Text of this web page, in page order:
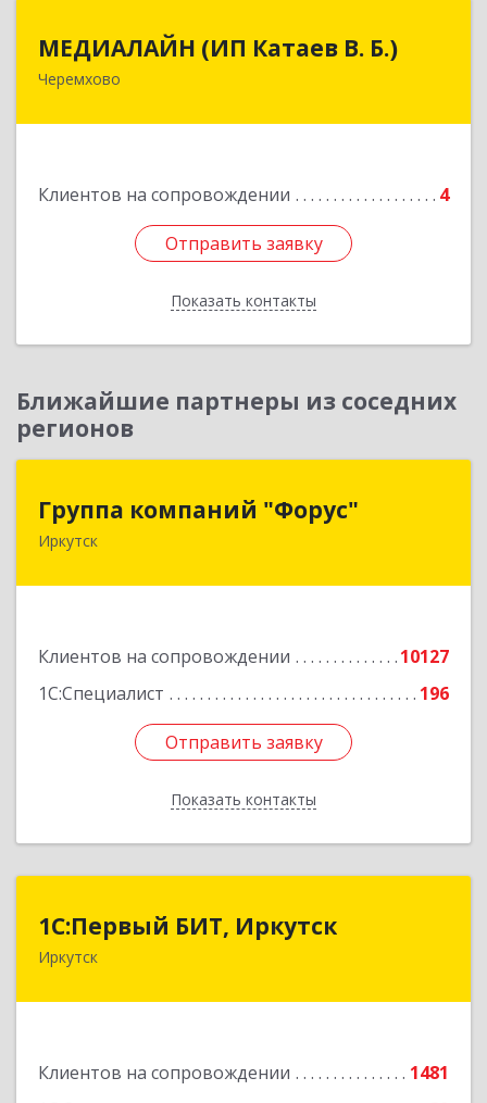
МЕДИАЛАЙН (ИП Катаев В. Б.)
Черемхово
Клиентов на сопровождении 4
Отправить заявку
Показать контакты
МЕДИАЛАЙН (ИП Катаев В. Б.)
665413, Иркутская обл, Черемхово г, Ленина ул,
Отправить заявку
Назад
Ближайшие партнеры из соседних
регионов
Группа компаний "Форус"
Иркутск
Клиентов на сопровождении
10127
1С:Специалист
196
Отправить заявку
Показать контакты
Группа компаний "Форус"
664007, Иркутская обл, Иркутск г, Ямская ул,
Отправить заявку
Назад
1С:Первый БИТ, Иркутск
Иркутск
Клиентов на сопровождении
1481
1С:Первый БИТ, Иркутск
664007, Иркутская обл, Иркутск г, Декабрьских